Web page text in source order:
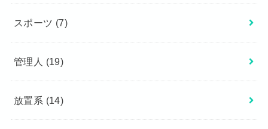
スポーツ (7)
管理人 (19)
放置系 (14)